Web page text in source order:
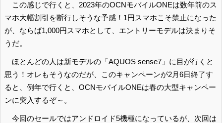
この感じで行くと、2023年のOCNモバイルONEは数年前のス
マホ大幅割引を断行しそうな予感！1円スマホこそ禁止になった
が、ならば1,000円スマホとして、エントリーモデルは決まりそ
うだ。
ほとんどの人は新モデルの「AQUOS sense7」に目が行くと
思う！オレもそうなのだが、このキャンペーンが2月6日終了す
ると、例年で行くと、OCNモバイルONEは春の大型キャンペー
ンに突入するぞ～。
今回のセールではアンドロイド5機種になっているが、次回は